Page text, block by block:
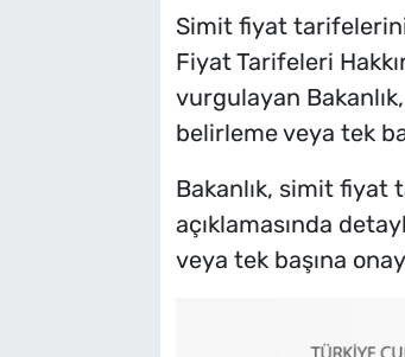
Simit fiyat
Fiyat Tarifeleri
vurgulayan
belirleme veya tek
Bakanlık, simit fiyat
açıklamasında
veya tek başına